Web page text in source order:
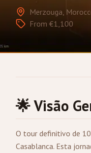
Merzouga,
From €1,100
🌟 Visão
O tour definitivo de
Casablanca. Esta